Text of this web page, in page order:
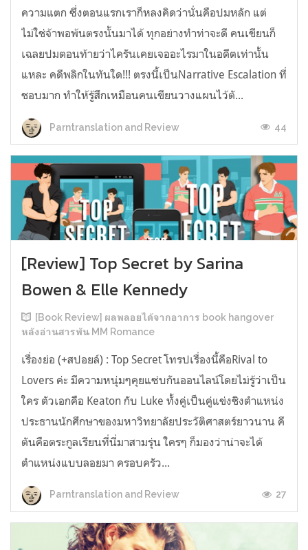
ความแตก ซึ่งตอนแรกเราก็หลงคิดว่านั่นคือปมหลัก แต่
ไม่ใช่จ้าพอพ้นตรงนั้นมาได้ ทุกอย่างทำท่าจะดี คนเขียนก็
เฉลยปมตอนท้ายว่าไครันเคยเจออะไรมาในอดีตเท่านั้น
แหละ คดีพลิกในทันใด!!! ตรงนี้เป็นNarrative Escalation ที่
ชอบมาก ทำให้รู้สึกเหมือนคนเขียนวางแผนไว้ตั...
Parntranslation and Review 44
[Review] Top Secret by Sarina
Bowen & Elle Kennedy
[Book Review] ผลพลอยได้จากอาการ book hangover
หลังอ่านสารพัน MM Romance
เรื่องย่อ (+สปอยล์) : Top Secret โทรปเรื่องนี้คือRival to
Lovers ค่ะ มีความหนุ่มๆคุยแซ่บกันออนไลน์โดยไม่รู้ว่าเป็น
ใคร ตัวเอกคือ Keaton กับ Luke ทั้งคู่เป็นคู่แข่งชิงตำแหน่ง
ประธานนักศึกษาของมหาวิทยาลัยประวัติศาสตร์ยาวนาน คี
ตันคือตระกูลเรียนที่นี่มาสามรุ่น ใครๆ ก็มองว่าน่าจะได้
ตำแหน่งแบบลอยมา ครอบครัว...
Parntranslation and Review 27